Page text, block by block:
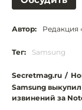
Автор: Редакция
Тег: Samsung
Secretmag.ru /
Samsung
извинений за